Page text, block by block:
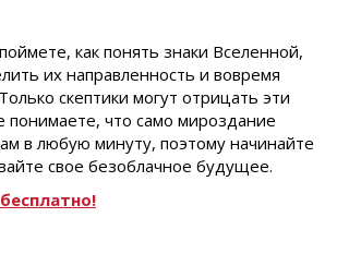
как понять знаки Вселенной,
их направленность и вовремя
скептики могут отрицать эти
понимаете, что само мироздание
в любую минуту, поэтому начинайте
свое безоблачное будущее.